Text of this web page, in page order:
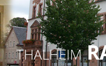
THALHEIM